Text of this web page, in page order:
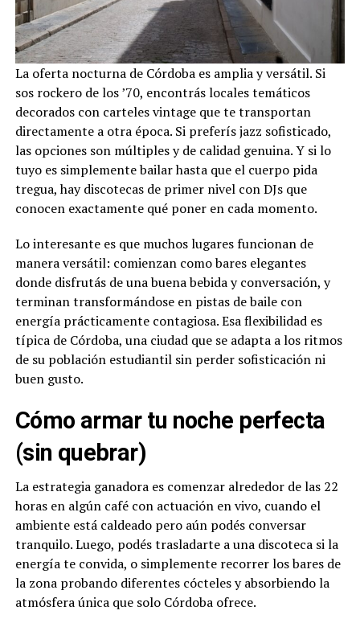
La oferta nocturna de Córdoba es amplia y versátil. Si
sos rockero de los ’70, encontrás locales temáticos
decorados con carteles vintage que te transportan
directamente a otra época. Si preferís jazz sofisticado,
las opciones son múltiples y de calidad genuina. Y si lo
tuyo es simplemente bailar hasta que el cuerpo pida
tregua, hay discotecas de primer nivel con DJs que
conocen exactamente qué poner en cada momento.
Lo interesante es que muchos lugares funcionan de
manera versátil: comienzan como bares elegantes
donde disfrutás de una buena bebida y conversación, y
terminan transformándose en pistas de baile con
energía prácticamente contagiosa. Esa flexibilidad es
típica de Córdoba, una ciudad que se adapta a los ritmos
de su población estudiantil sin perder sofisticación ni
buen gusto.
Cómo armar tu noche perfecta
(sin quebrar)
La estrategia ganadora es comenzar alrededor de las 22
horas en algún café con actuación en vivo, cuando el
ambiente está caldeado pero aún podés conversar
tranquilo. Luego, podés trasladarte a una discoteca si la
energía te convida, o simplemente recorrer los bares de
la zona probando diferentes cócteles y absorbiendo la
atmósfera única que solo Córdoba ofrece.